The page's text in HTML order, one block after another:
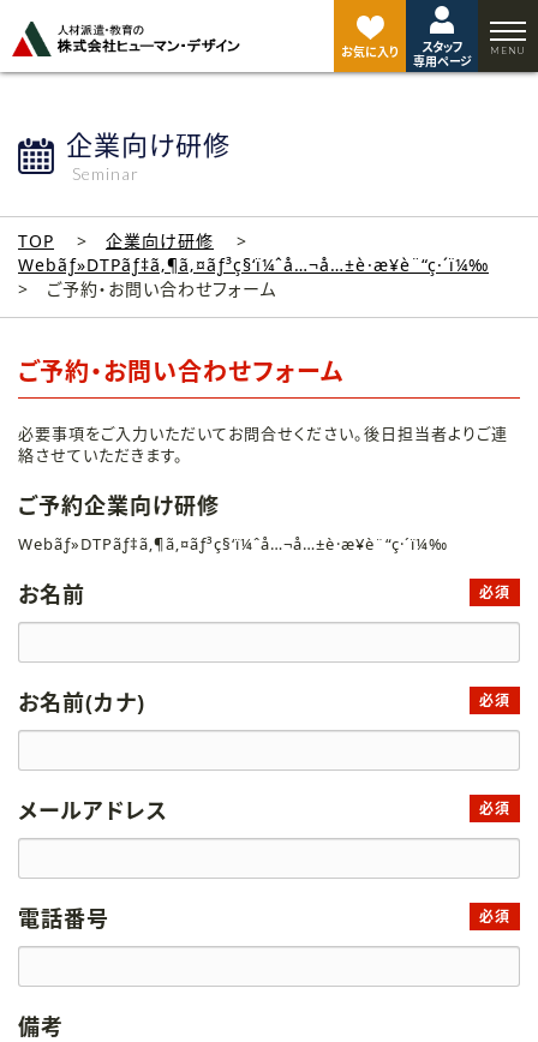
お気に入り
スタッフ
専用ページ
企業向け研修
Seminar
TOP
企業向け研修
Webãƒ»DTPãƒ‡ã‚¶ã‚¤ãƒ³ç§‘ï¼ˆå…¬å…±è·æ¥­è¨“ç·´ï¼‰
ご予約・お問い合わせフォーム
ご予約・お問い合わせフォーム
必要事項をご入力いただいてお問合せください。後日担当者よりご連
絡させていただきます。
ご予約企業向け研修
Webãƒ»DTPãƒ‡ã‚¶ã‚¤ãƒ³ç§‘ï¼ˆå…¬å…±è·æ¥­è¨“ç·´ï¼‰
お名前 必須
お名前(カナ) 必須
メールアドレス 必須
電話番号 必須
備考
ジ
ト